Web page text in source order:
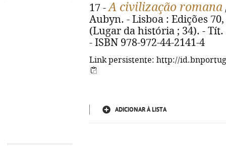
17 -A civilização romana
Aubyn. - Lisboa : Edições
(Lugar da história ; 34). -
- ISBN 978-972-44-2141-4
Link persistente: http://
ADICIONAR À LISTA